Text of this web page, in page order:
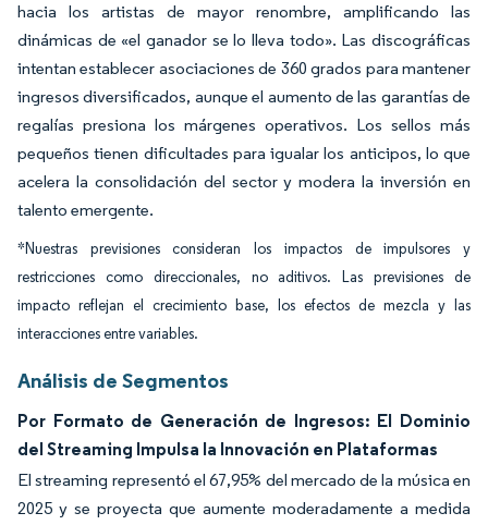
hacia los artistas de mayor renombre, amplificando las
dinámicas de «el ganador se lo lleva todo». Las discográficas
intentan establecer asociaciones de 360 grados para mantener
ingresos diversificados, aunque el aumento de las garantías de
regalías presiona los márgenes operativos. Los sellos más
pequeños tienen dificultades para igualar los anticipos, lo que
acelera la consolidación del sector y modera la inversión en
talento emergente.
*Nuestras previsiones consideran los impactos de impulsores y
restricciones como direccionales, no aditivos. Las previsiones de
impacto reflejan el crecimiento base, los efectos de mezcla y las
interacciones entre variables.
Análisis de Segmentos
Por Formato de Generación de Ingresos: El Dominio
del Streaming Impulsa la Innovación en Plataformas
El streaming representó el 67,95% del mercado de la música en
2025 y se proyecta que aumente moderadamente a medida